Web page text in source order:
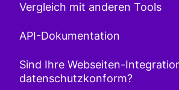
Vergleich mit anderen Tools
API-Dokumentation
Sind Ihre Webseiten-
datenschutzkonform?